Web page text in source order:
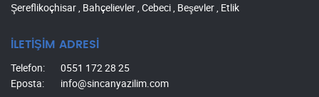
Şereflikoçhisar , Bahçelievler , Cebeci , Beşevler , Etlik
İLETİŞİM ADRESİ
Telefon:
0551 172 28 25
Eposta:
info@sincanyazilim.com